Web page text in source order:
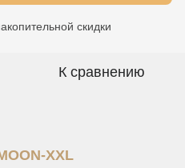
скидки
К сравнению
XXL